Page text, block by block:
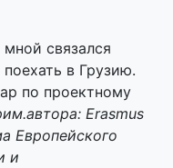
связался
в Грузию.
по проектному
Erasmus
Европейского
и